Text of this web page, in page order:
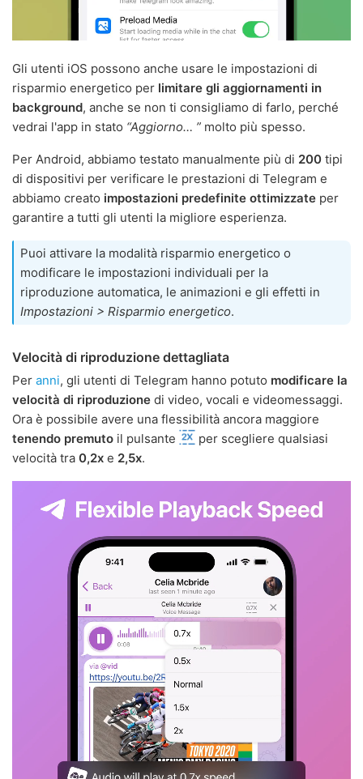
Gli utenti iOS possono anche usare le impostazioni di
risparmio energetico per limitare gli aggiornamenti in
background, anche se non ti consigliamo di farlo, perché
vedrai l'app in stato “Aggiorno… ” molto più spesso.
Per Android, abbiamo testato manualmente più di 200 tipi
di dispositivi per verificare le prestazioni di Telegram e
abbiamo creato impostazioni predefinite ottimizzate per
garantire a tutti gli utenti la migliore esperienza.
Puoi attivare la modalità risparmio energetico o
modificare le impostazioni individuali per la
riproduzione automatica, le animazioni e gli effetti in
Impostazioni > Risparmio energetico.
Velocità di riproduzione dettagliata
Per anni, gli utenti di Telegram hanno potuto modificare la
velocità di riproduzione di video, vocali e videomessaggi.
Ora è possibile avere una flessibilità ancora maggiore
tenendo premuto il pulsante
per scegliere qualsiasi
velocità tra 0,2x e 2,5x.